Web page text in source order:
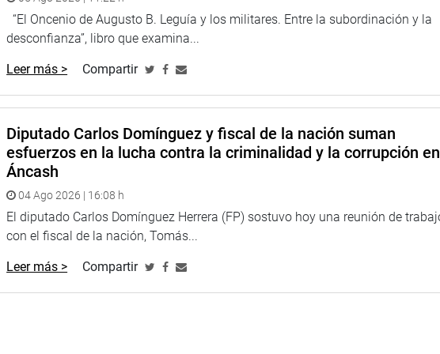
“El Oncenio de Augusto B. Leguía y los militares. Entre la subordinación y la
desconfianza”, libro que examina...
Leer más > Compartir
Diputado Carlos Domínguez y fiscal de la nación suman
esfuerzos en la lucha contra la criminalidad y la corrupción en
Áncash
04 Ago 2026 | 16:08 h
El diputado Carlos Domínguez Herrera (FP) sostuvo hoy una reunión de
con el fiscal de la nación, Tomás...
Leer más > Compartir